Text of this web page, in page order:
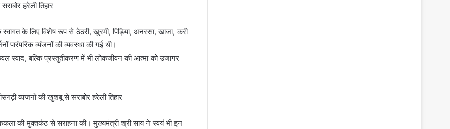
के लिए विशेष रूप से ठेठरी, खुरमी, पिड़िया, अनरसा, खाजा, करी
पारंपरिक व्यंजनों की व्यवस्था की गई थी।
स्वाद, बल्कि प्रस्तुतीकरण में भी लोकजीवन की आत्मा को उजागर
की मुक्तकंठ से सराहना की। मुख्यमंत्री श्री साय ने स्वयं भी इन